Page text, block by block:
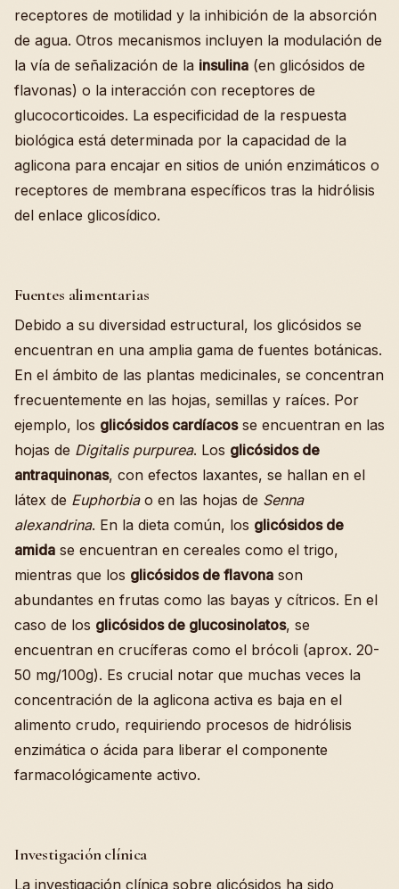
receptores de motilidad y la inhibición de la absorción
de agua. Otros mecanismos incluyen la modulación de
la vía de señalización de la insulina (en glicósidos de
flavonas) o la interacción con receptores de
glucocorticoides. La especificidad de la respuesta
biológica está determinada por la capacidad de la
aglicona para encajar en sitios de unión enzimáticos o
receptores de membrana específicos tras la hidrólisis
del enlace glicosídico.
Fuentes alimentarias
Debido a su diversidad estructural, los glicósidos se
encuentran en una amplia gama de fuentes botánicas.
En el ámbito de las plantas medicinales, se concentran
frecuentemente en las hojas, semillas y raíces. Por
ejemplo, los glicósidos cardíacosse encuentran en las
hojas de Digitalis purpurea. Los glicósidos de
antraquinonas, con efectos laxantes, se hallan en el
látex de Euphorbiao en las hojas de Senna
alexandrina. En la dieta común, los glicósidos de
amida se encuentran en cereales como el trigo,
mientras que los glicósidos de flavona son
abundantes en frutas como las bayas y cítricos. En el
caso de los glicósidos de glucosinolatos, se
encuentran en crucíferas como el brócoli (aprox. 20-
50 mg/100g). Es crucial notar que muchas veces la
concentración de la aglicona activa es baja en el
alimento crudo, requiriendo procesos de hidrólisis
enzimática o ácida para liberar el componente
farmacológicamente activo.
Investigación clínica
La investigación clínica sobre glicósidos ha sido